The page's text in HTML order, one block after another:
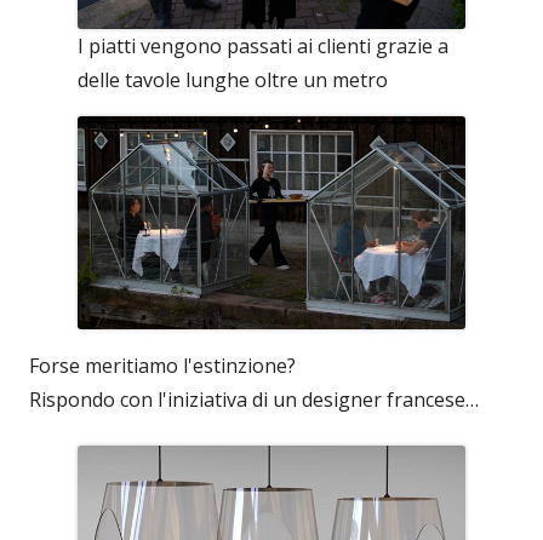
I piatti vengono passati ai clienti grazie a
delle tavole lunghe oltre un metro
Forse meritiamo l'estinzione?
Rispondo con l'iniziativa di un designer francese…